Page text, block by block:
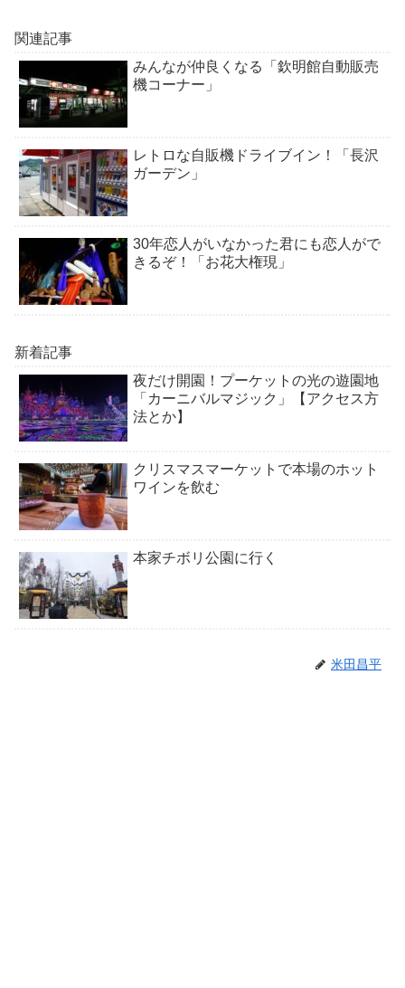
関連記事
みんなが仲良くなる「欽明館自動販売
機コーナー」
レトロな自販機ドライブイン！「長沢
ガーデン」
30年恋人がいなかった君にも恋人がで
きるぞ！「お花大権現」
新着記事
夜だけ開園！プーケットの光の遊園地
「カーニバルマジック」【アクセス方
法とか】
クリスマスマーケットで本場のホット
ワインを飲む
本家チボリ公園に行く
米田昌平